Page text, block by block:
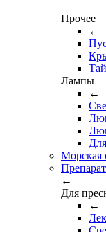
Прочее
←
Лампы
←
Морская
←
Для
←